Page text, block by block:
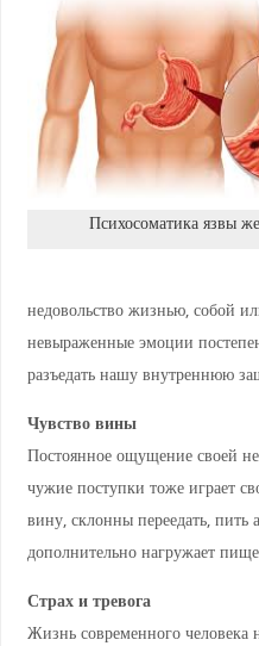
Психосоматика язвы
недовольство жизнью, собой
невыраженные эмоции
разъедать нашу внутреннюю
Чувство вины
Постоянное ощущение своей
чужие поступки тоже играет
вину, склонны переедать, пить
дополнительно нагружает
Страх и тревога
Жизнь современного человека